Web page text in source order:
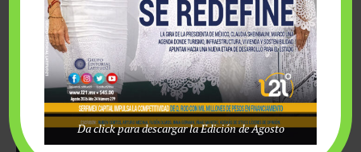
Un respiro para el Caribe mexicano
3 agosto, 2026
Sherlock Holmes y la IA
3 agosto, 2026
Da click para descargar la Edición de Agosto